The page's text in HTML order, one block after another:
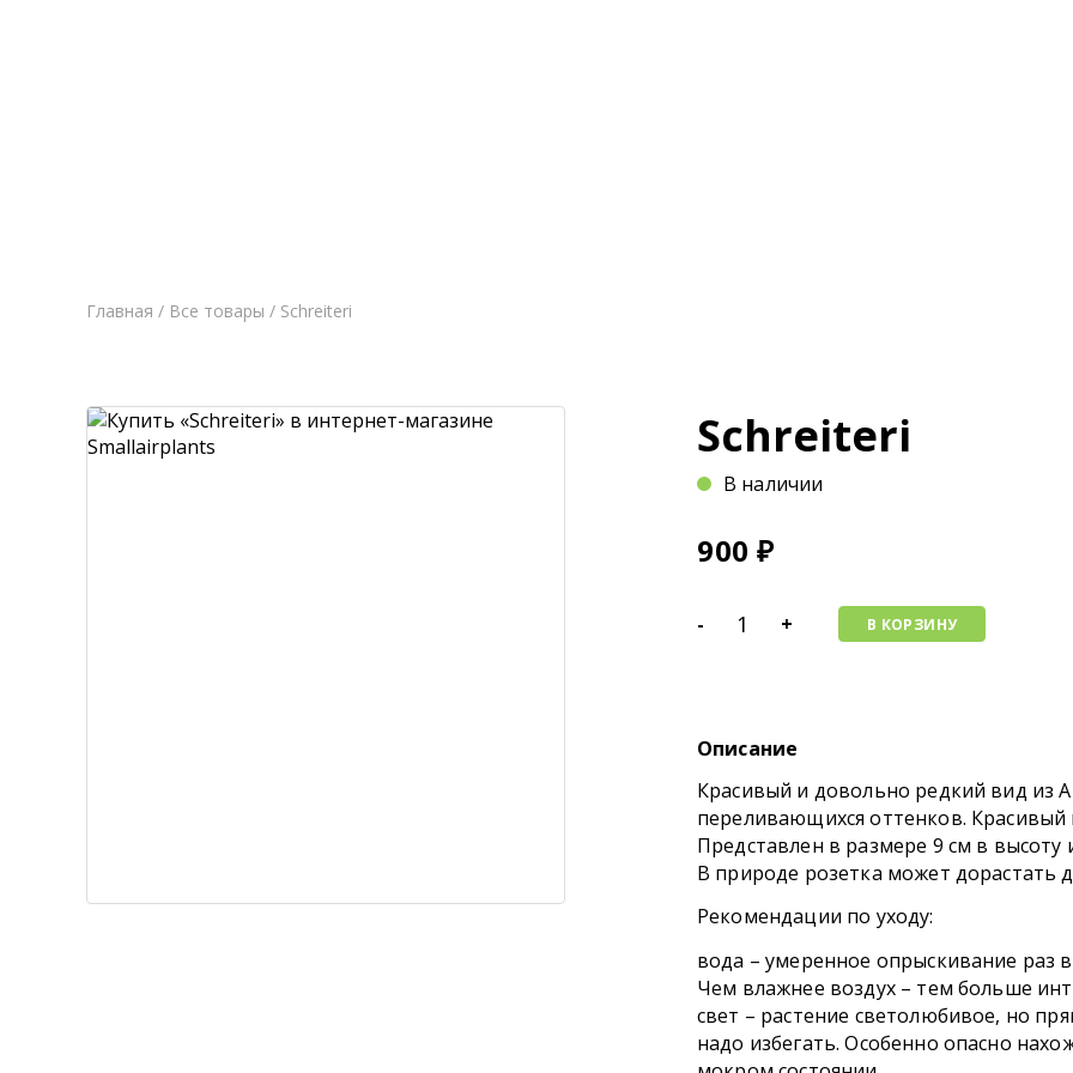
Главная / Все товары / Schreiteri
Schreiteri
В наличии
900₽
- + В КОРЗИНУ
Описание
Красивый и довольно редкий вид из
переливающихся оттенков.
Представлен в размере 9 см в
В природе розетка может дорастать
Рекомендации по уходу:
вода – умеренное опрыскивание раз
Чем влажнее воздух – тем больше
свет – растение светолюбивое, но
надо избегать. Особенно опасно